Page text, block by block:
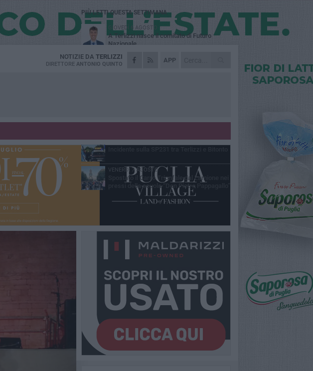
APP
NOTIZIE DA TERLIZZI
DIRETTORE ANTONIO QUINTO
PIÙ LETTI QUESTA SETTIMANA
GIOVEDÌ 6 AGOSTO
A Terlizzi nasce il comitato di Futuro
Nazionale
LUNEDÌ 3 AGOSTO
Gatto senza vita sul marciapiede: macabro
Mini Carro, una tradizione che guarda al
DOMENICA 2 AGOSTO
VENERDÌ 7 AGOSTO
Spostato il Carro Trionfale dal Lamione nei
pressi della scuola “Don Pietro Pappagallo”